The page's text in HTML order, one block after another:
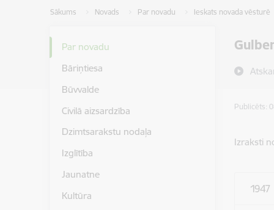
Sākums Novads Par novadu Ieskats novada vēsturē
Par novadu
Bāriņtiesa
Būvvalde
Civilā aizsardzība
Dzimtsarakstu nodaļa
Izglītība
Jaunatne
Kultūra
Publicēts:
Izraksti
1947